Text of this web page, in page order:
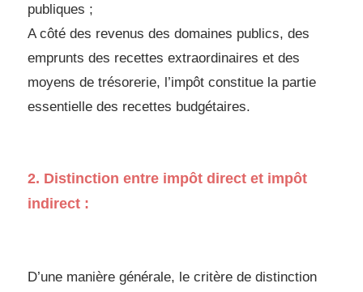
publiques ;
A côté des revenus des domaines publics, des
emprunts des recettes extraordinaires et des
moyens de trésorerie, l’impôt constitue la partie
essentielle des recettes budgétaires.
2. Distinction entre impôt direct et impôt
indirect :
D’une manière générale, le critère de distinction